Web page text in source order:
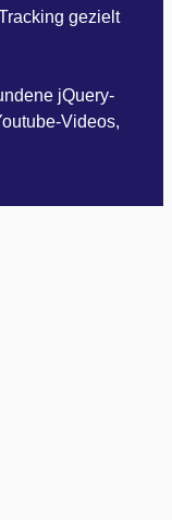
gezielt
jQuery-
Videos,